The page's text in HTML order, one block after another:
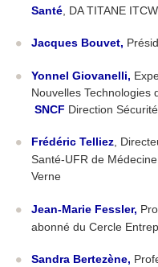
Santé , DA TITANE
Jacques Bouvet,
Yonnel Giovanelli,
Nouvelles Technologies
SNCF Direction
Frédéric Telliez,
Santé-UFR de
Verne
Jean-Marie Fessler,
abonné du Cercle
Sandra Bertezène,